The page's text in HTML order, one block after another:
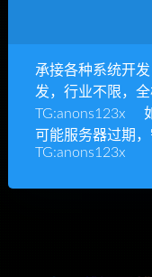
承
区块链开
承接各种系统开
发，行业不限，
TG:anons123x
可能服务器过期
TG:anons123x